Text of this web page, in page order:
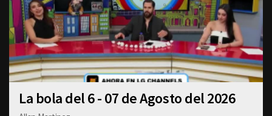
La bola del 6 - 07 de Agosto del 2026